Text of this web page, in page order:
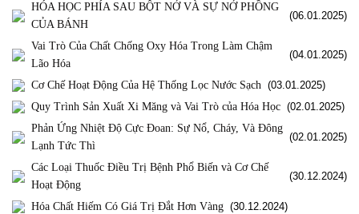
HÓA HỌC PHÍA SAU BỘT NỞ VÀ SỰ NỞ PHỒNG
CỦA BÁNH
(06.01.2025)
Vai Trò Của Chất Chống Oxy Hóa Trong Làm Chậm
Lão Hóa
(04.01.2025)
Cơ Chế Hoạt Động Của Hệ Thống Lọc Nước Sạch (03.01.2025)
Quy Trình Sản Xuất Xi Măng và Vai Trò của Hóa Học (02.01.2025)
Phản Ứng Nhiệt Độ Cực Đoan: Sự Nổ, Cháy, Và Đông
Lạnh Tức Thì
(02.01.2025)
Các Loại Thuốc Điều Trị Bệnh Phổ Biến và Cơ Chế
Hoạt Động
(30.12.2024)
Hóa Chất Hiếm Có Giá Trị Đắt Hơn Vàng (30.12.2024)